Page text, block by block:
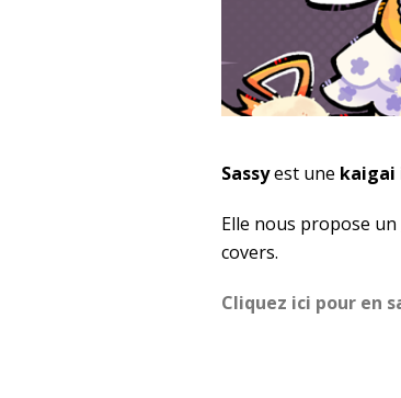
Sassyest une kaigai
Elle nous propose
covers.
Cliquez ici pour en